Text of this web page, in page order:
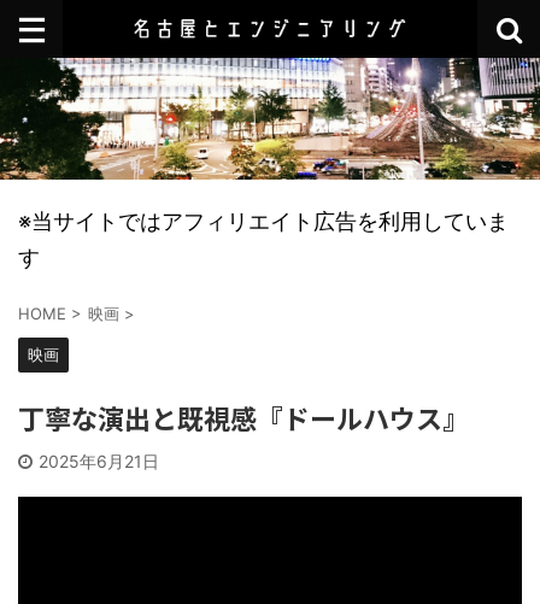
※当サイトではアフィリエイト広告を利用していま
す
HOME > 映画 >
映画
丁寧な演出と既視感『ドールハウス』
2025年6月21日